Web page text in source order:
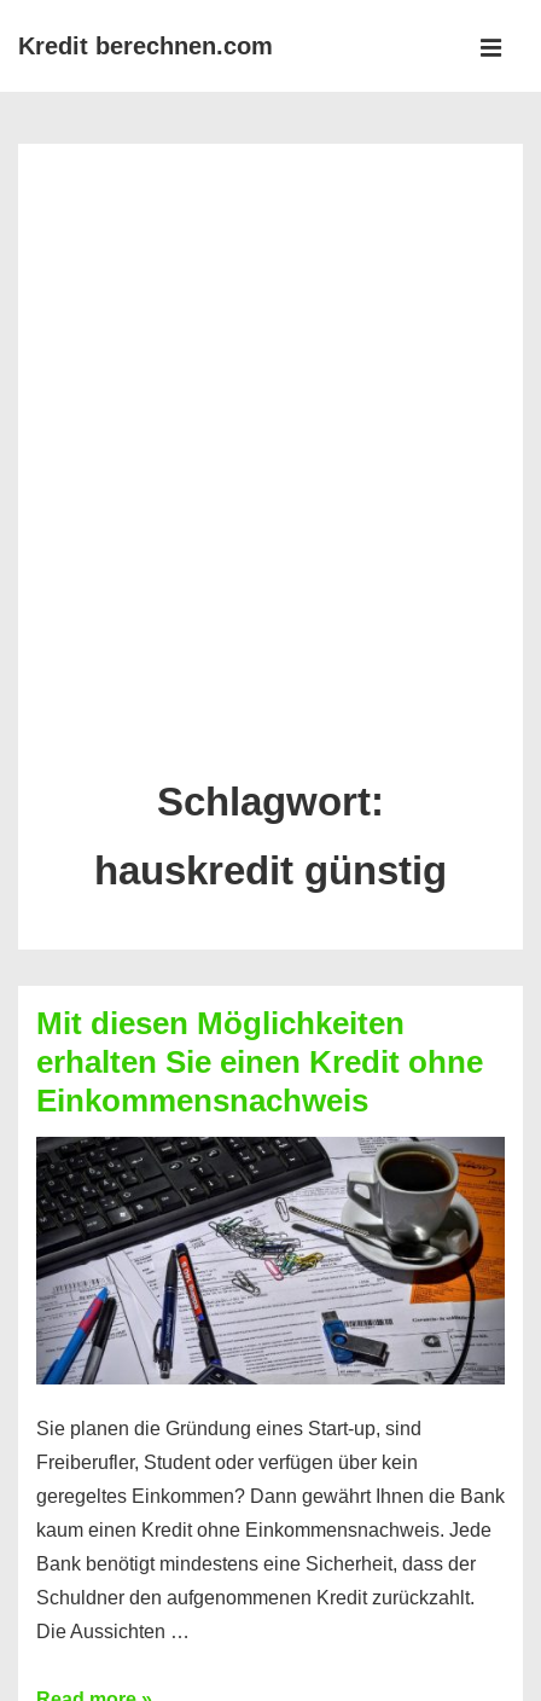
ZumKredit berechnen.com
Schlagwort:
hauskredit günstig
Mit diesen Möglichkeiten
erhalten Sie einen Kredit ohne
Einkommensnachweis
Sie planen die Gründung eines Start-up, sind
Freiberufler, Student oder verfügen über kein
geregeltes Einkommen? Dann gewährt Ihnen die Bank
kaum einen Kredit ohne Einkommensnachweis. Jede
Bank benötigt mindestens eine Sicherheit, dass der
Schuldner den aufgenommenen Kredit zurückzahlt.
Die Aussichten …